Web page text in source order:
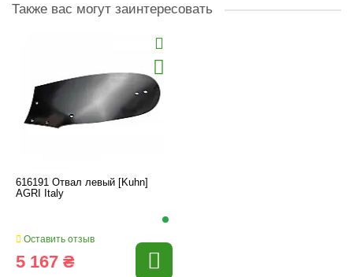
Также вас могут заинтересовать
616191 Отвал левый [Kuhn]
AGRI Italy
Оставить отзыв
5 167 ₴